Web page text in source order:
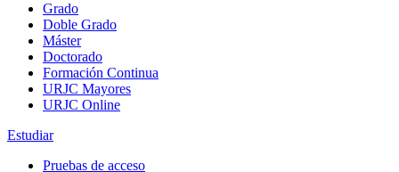
Grado
Doble Grado
Máster
Doctorado
Formación Continua
URJC Mayores
URJC Online
Estudiar
Pruebas de acceso